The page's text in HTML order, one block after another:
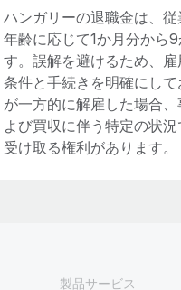
ハンガリーの退職金は、
年齢に応じて1か月分から
す。誤解を避けるため、
条件と手続きを明確にし
が一方的に解雇した場合
よび買収に伴う特定の状
受け取る権利があります。
製品サービス